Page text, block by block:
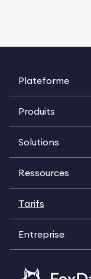
Plateforme
Produits
Solutions
Ressources
Tarifs
Entreprise